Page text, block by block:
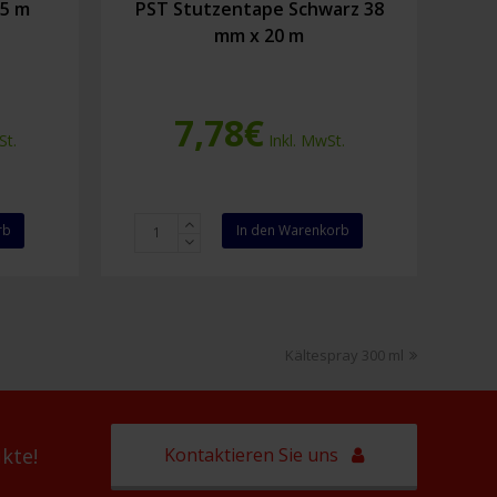
m
PST Stutzentape Schwarz 38
mm x 20 m
7,78€ Inkl. MwSt.
PST
Stutzentape
m
In den Warenkorb
Nächster
Kältespray 300 ml
Kontaktieren Sie uns